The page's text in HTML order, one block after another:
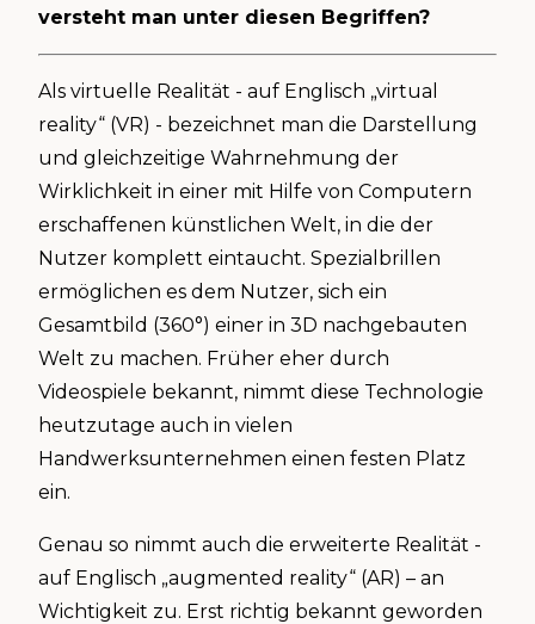
versteht man unter diesen Begriffen?
Als virtuelle Realität - auf Englisch „virtual
reality“ (VR) - bezeichnet man die Darstellung
und gleichzeitige Wahrnehmung der
Wirklichkeit in einer mit Hilfe von Computern
erschaffenen künstlichen Welt, in die der
Nutzer komplett eintaucht. Spezialbrillen
ermöglichen es dem Nutzer, sich ein
Gesamtbild (360°) einer in 3D nachgebauten
Welt zu machen. Früher eher durch
Videospiele bekannt, nimmt diese Technologie
heutzutage auch in vielen
Handwerksunternehmen einen festen Platz
ein.
Genau so nimmt auch die erweiterte Realität -
auf Englisch „augmented reality“ (AR) – an
Wichtigkeit zu. Erst richtig bekannt geworden